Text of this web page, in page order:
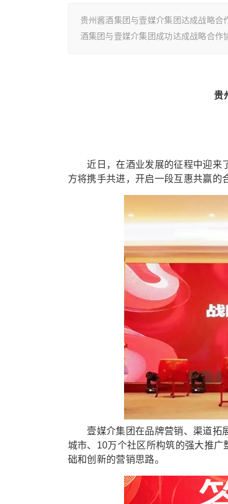
贵州酱酒集团与壹媒介集团达成战略
酒集团与壹媒介集团成功达成战略合作
贵
近日，在酒业发展的征程中迎来了
方将携手共进，开启一段互惠共赢的
壹媒介集团在品牌营销、渠道拓展
城市、10万个社区所构筑的强大推
础和创新的营销思路。